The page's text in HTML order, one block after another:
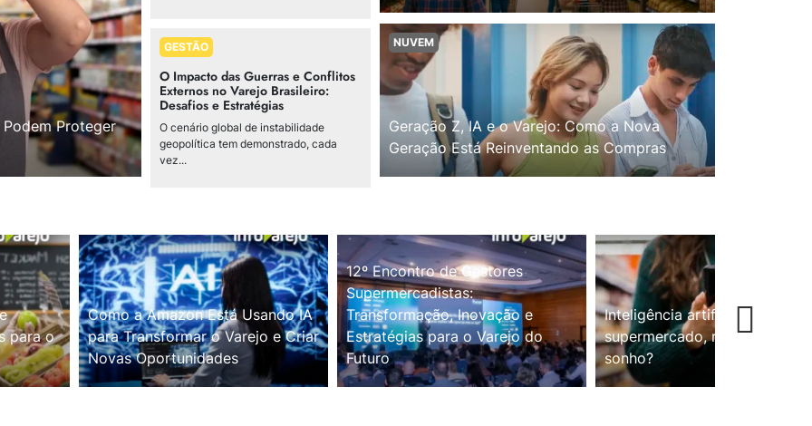
Proteger
GESTÃO
O Impacto das Guerras e Conflitos
Externos no Varejo Brasileiro:
Desafios e Estratégias
O cenário global de instabilidade
geopolítica tem demonstrado, cada
vez...
NUVEM
Geração Z, IA e o Varejo: Como a Nova
Geração Está Reinventando as Compras
para o
Como a Amazon Está Usando IA
para Transformar o Varejo e Criar
Novas Oportunidades
12º Encontro de Gestores
Supermercadistas:
Transformação, Inovação e
Estratégias para o Varejo do
Futuro
Inteligência artificial no
supermercado, realidade ou
sonho?